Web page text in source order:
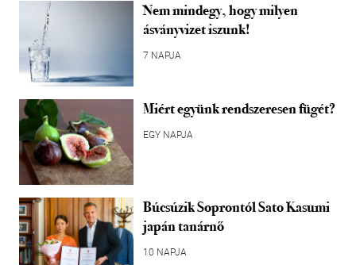
Nem mindegy, hogy milyen
ásványvizet iszunk!
7 NAPJA
Miért együnk rendszeresen fügét?
EGY NAPJA
Búcsúzik Soprontól Sato Kasumi
japán tanárnő
10 NAPJA